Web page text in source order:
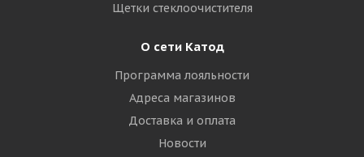
Щетки стеклоочистителя
О сети Катод
Программа лояльности
Адреса магазинов
Доставка и оплата
Новости